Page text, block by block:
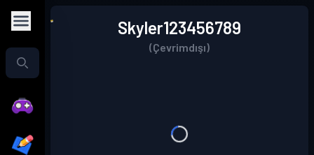
Skyler123456789
(Çevrimdışı)